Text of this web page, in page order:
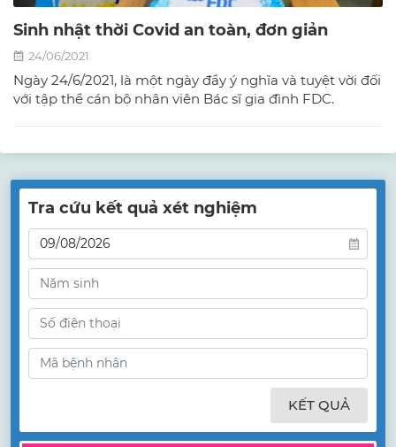
Sinh nhật thời Covid an toàn, đơn giản
24/06/2021
Ngày 24/6/2021, là một ngày đầy ý nghĩa và tuyệt vời đối
với tập thể cán bộ nhân viên Bác sĩ gia đình FDC.
Tra cứu kết quả xét nghiệm
KẾT QUẢ